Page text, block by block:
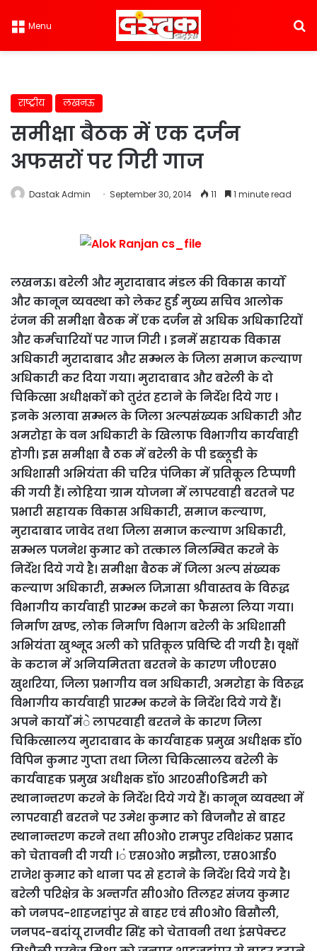
Menu
राष्ट्रीय लखनऊ
समीक्षा बैठक में एक दर्जन
अफसरों पर गिरी गाज
Dastak Admin September 30, 2014 11 1 minute read
लखनऊ। बरेली और मुरादाबाद मंडल की विकास कार्यो
और कानून व्यवस्था को लेकर हुई मुख्य सचिव आलोक
रंजन की समीक्षा बैठक में एक दर्जन से अधिक अधिकारियों
और कर्मचारियों पर गाज गिरी । इनमें सहायक विकास
अधिकारी मुरादाबाद और सम्भल के जिला समाज कल्याण
अधिकारी कर दिया गया। मुरादाबाद और बरेली के दो
चिकित्सा अधीक्षकों को तुरंत हटाने के निर्देश दिये गए ।
इनके अलावा सम्भल के जिला अल्पसंख्यक अधिकारी और
अमरोहा के वन अधिकारी के खिलाफ विभागीय कार्यवाही
होगी। इस समीक्षा बै ठक में बरेली के पी डब्लूडी के
अधिशासी अभियंता की चरित्र पंजिका में प्रतिकूल टिप्पणी
की गयी हैं। लोहिया ग्राम योजना में लापरवाही बरतने पर
प्रभारी सहायक विकास अधिकारी, समाज कल्याण,
मुरादाबाद जावेद तथा जिला समाज कल्याण अधिकारी,
सम्भल पजनेश कुमार को तत्काल निलम्बित करने के
निर्देश दिये गये है। समीक्षा बैठक में जिला अल्प संख्यक
कल्याण अधिकारी, सम्भल जिज्ञासा श्रीवास्तव के विरूद्ध
विभागीय कार्यवाही प्रारम्भ करने का फैसला लिया गया।
निर्माण खण्ड, लोक निर्माण विभाग बरेली के अधिशासी
अभियंता खुश्नूद अली को प्रतिकूल प्रविष्टि दी गयी है। वृक्षों
के कटान में अनियमितता बरतने के कारण जी0एस0
खुशरिया, जिला प्रभागीय वन अधिकारी, अमरोहा के विरूद्ध
विभागीय कार्यवाही प्रारम्भ करने के निर्देश दिये गये हैं।
अपने कार्याें मंे लापरवाही बरतने के कारण जिला
चिकित्सालय मुरादाबाद के कार्यवाहक प्रमुख अधीक्षक डॉ0
विपिन कुमार गुप्ता तथा जिला चिकित्सालय बरेली के
कार्यवाहक प्रमुख अधीक्षक डॉ0 आर0सी0डिमरी को
स्थानान्तरण करने के निर्देश दिये गये हैं। कानून व्यवस्था में
लापरवाही बरतने पर उमेश कुमार को बिजनौर से बाहर
स्थानान्तरण करने तथा सी0ओ0 रामपुर रविशंकर प्रसाद
को चेतावनी दी गयी ।ं एस0ओ0 मझौला, एस0आई0
राजेश कुमार को थाना पद से हटाने के निर्देश दिये गये है।
बरेली परिक्षेत्र के अन्तर्गत सी0ओ0 तिलहर संजय कुमार
को जनपद-शाहजहांपुर से बाहर एवं सी0ओ0 बिसौली,
जनपद-बदांयू राजवीर सिंह को चेतावनी तथा इंसपेक्टर